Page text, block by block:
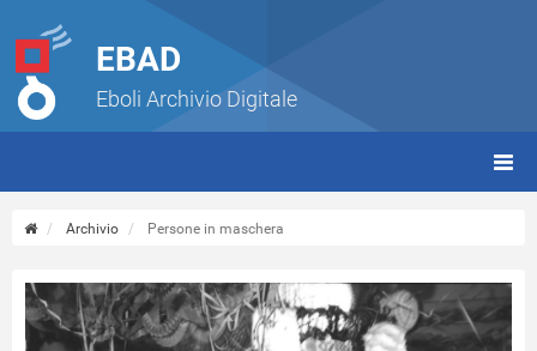
EBAD
Eboli Archivio Digitale
Archivio Persone in maschera